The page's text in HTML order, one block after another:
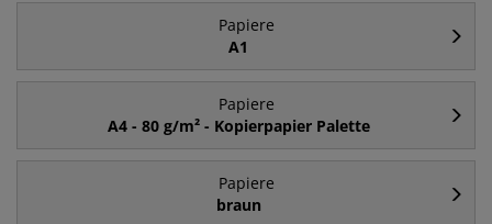
Papiere
A1
Papiere
A4 - 80 g/m² - Kopierpapier Palette
Papiere
braun